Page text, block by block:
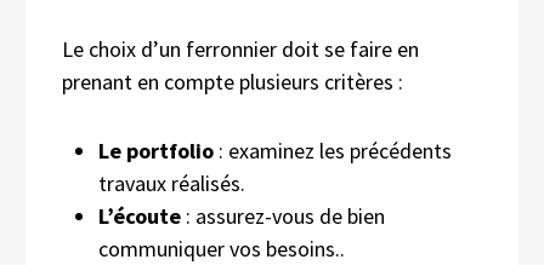
Le choix d’un ferronnier doit se faire en
prenant en compte plusieurs critères :
Le portfolio : examinez les précédents
travaux réalisés.
L’écoute : assurez-vous de bien
communiquer vos besoins..